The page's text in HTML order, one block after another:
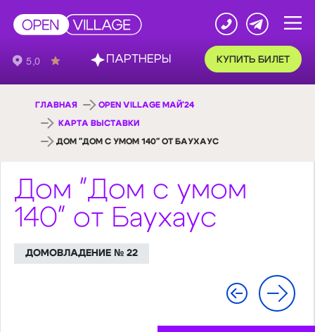
КУПИТЬ БИЛЕТ
ГЛАВНАЯ OPEN VILLAGE МАЙ'24
КАРТА ВЫСТАВКИ
ДОМ "ДОМ С УМОМ 140" ОТ БАУХАУС
Дом "Дом с умом
140" от Баухаус
ДОМОВЛАДЕНИЕ № 22